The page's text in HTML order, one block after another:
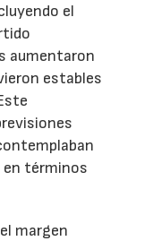
el
aumentaron
estables
en términos
margen